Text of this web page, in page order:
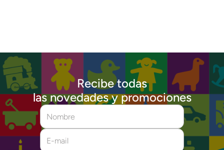
Recibe todas
las novedades y promociones